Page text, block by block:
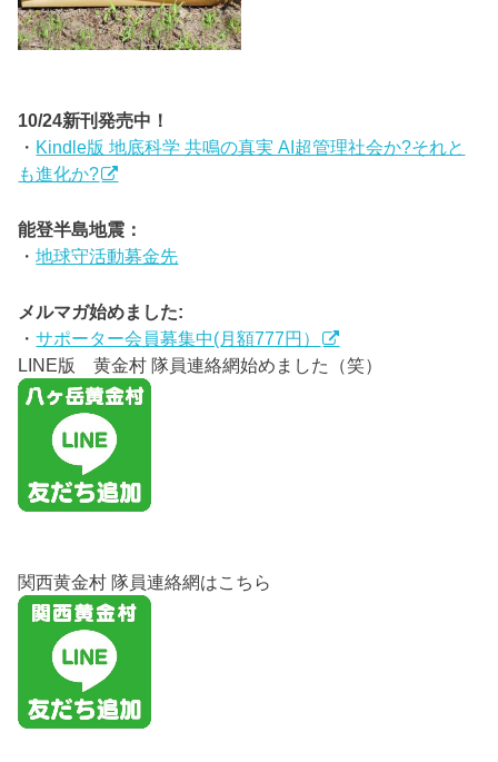
10/24新刊発売中！
・ Kindle版 地底科学 共鳴の真実 AI超管理社会か?それと
も進化か?
能登半島地震：
・地球守活動募金先
メルマガ始めました:
・サポーター会員募集中(月額777円）
LINE版 黄金村 隊員連絡網始めました（笑）
関西黄金村 隊員連絡網はこちら